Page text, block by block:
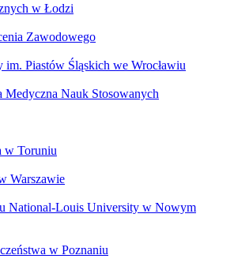
w Łodzi
Zawodowego
Piastów Śląskich we Wrocławiu
Medyczna Nauk Stosowanych
w Toruniu
Warszawie
National-Louis University w Nowym
w Poznaniu